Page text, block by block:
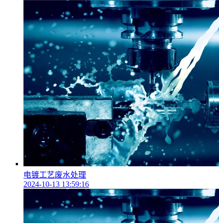
电镀工艺废水处理
2024-10-13 13:59:16